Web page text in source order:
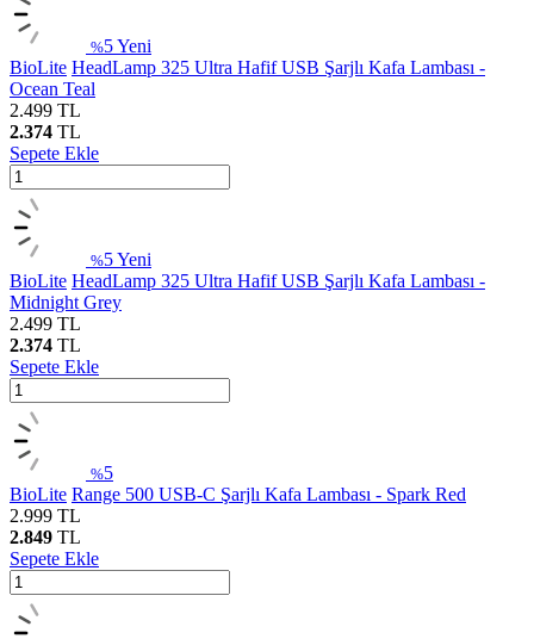
%5Yeni
BioLite HeadLamp 325 Ultra Hafif USB Şarjlı Kafa Lambası -
Ocean Teal
2.499 TL
2.374 TL
Sepete Ekle
%5Yeni
BioLite HeadLamp 325 Ultra Hafif USB Şarjlı Kafa Lambası -
Midnight Grey
2.499 TL
2.374 TL
Sepete Ekle
%5
BioLite Range 500 USB-C Şarjlı Kafa Lambası - Spark Red
2.999 TL
2.849 TL
Sepete Ekle